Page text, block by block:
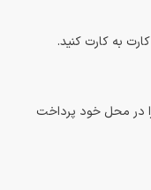
به کارت کنید.
در محل خود پرداخت